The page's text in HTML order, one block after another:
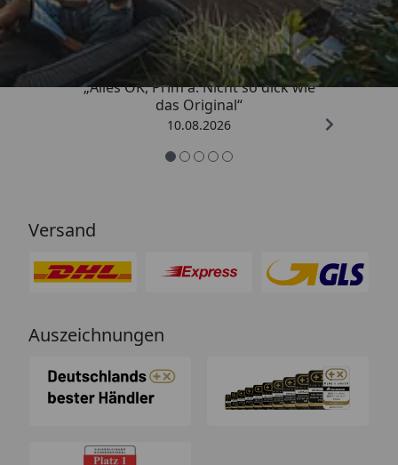
4,85/ 5
„Alles OK, Prim a. Nicht so dick wie
das Original“
10.08.2026
Versand
Auszeichnungen